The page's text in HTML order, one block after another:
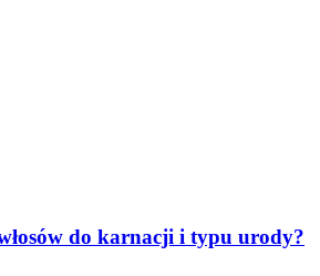
do karnacji i typu urody?